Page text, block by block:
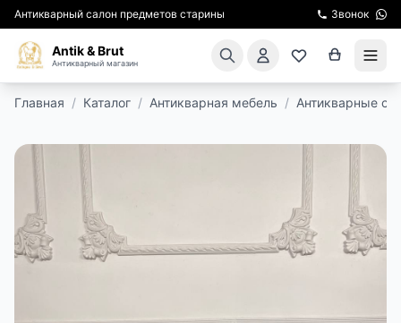
Антикварный салон предметов старины Звонок
Antik & Brut
Антикварный магазин
АРЕНДА МЕБЕЛИ
КИНОСЪЕМКА
Главная / Каталог / Антикварная мебель / Антикварные